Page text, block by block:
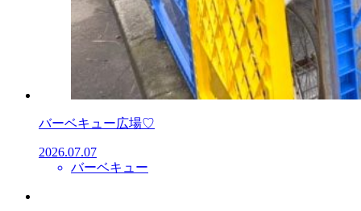
バーベキュー広場♡
2026.07.07
バーベキュー